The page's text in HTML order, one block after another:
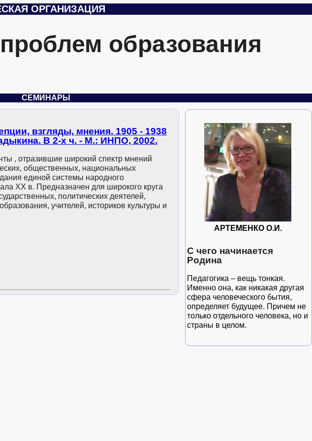
ОРГАНИЗАЦИЯ
образования
СЕМИНАРЫ
взгляды, мнения. 1905 - 1938
В 2-х ч. - М.: ИНПО, 2002.
, отразившие широкий спектр мнений
общественных, национальных
единой системы народного
ХХ в. Предназначен для широкого круга
политических деятелей,
учителей, историков культуры и
АРТЕМЕНКО О.И.
С чего начинается
Родина
Педагогика – вещь тонкая.
Именно она, как никакая другая
сфера человеческого бытия,
определяет будущее. Причем не
только отдельного человека, но и
страны в целом.